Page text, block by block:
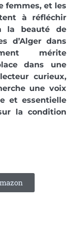
femmes, et les
à réfléchir
la beauté de
d’Alger dans
mérite
dans une
curieux,
une voix
et essentielle
la condition